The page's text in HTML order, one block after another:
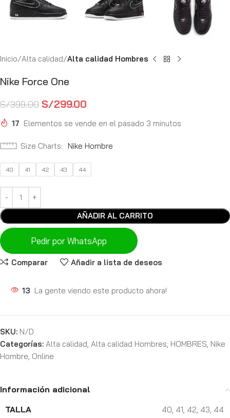
Inicio Alta calidad Alta calidad Hombres
Nike Force One
S/399.00 S/299.00
17 Elementos se vende en el pasado 3 minutos
Size Charts Nike Hombre
40 41 42 43 44
AÑADIR AL CARRITO
Pedir por WhatsApp
Comparar Añadir a lista de deseos
13 La gente viendo este producto ahora!
SKU: N/D
Categorías: Alta calidad, Alta calidad Hombres, HOMBRES, Nike
Hombre, Online
Información adicional
TALLA
40, 41, 42, 43, 44